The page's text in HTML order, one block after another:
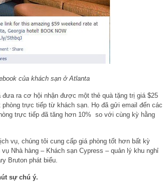
của khách sạn ở Atlanta
ra cơ hội nhận được một thẻ quà tặng trị giá $25
trực tiếp từ khách sạn. Họ đã gửi email đến các
trực tiếp đã tăng hơn 10% so với cùng kỳ hằng
vụ, chúng tôi cung cấp giá phòng tốt hơn bất kỳ
Nhà hàng – Khách sạn Cypress – quản lý khu nghỉ
Bruton phát biểu.
sự chú ý.